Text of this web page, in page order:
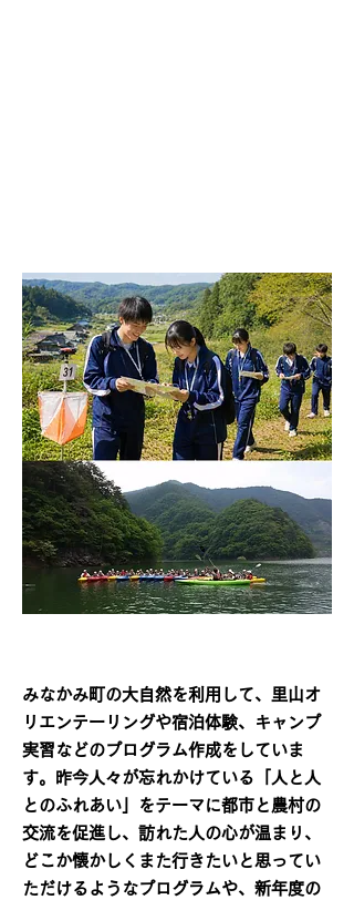
​​みなかみ町の大自然を利用して、里山オ
リエンテーリングや​宿泊体験、キャンプ
実習などのプログラム作成をしていま
す。昨今人々が忘れかけている「人と人
とのふれあい」をテーマに都市と農村の
交流を促進し、訪れた人の心が温まり、
どこか懐かしくまた行きたいと思ってい
ただけるようなプログラムや、新年度の